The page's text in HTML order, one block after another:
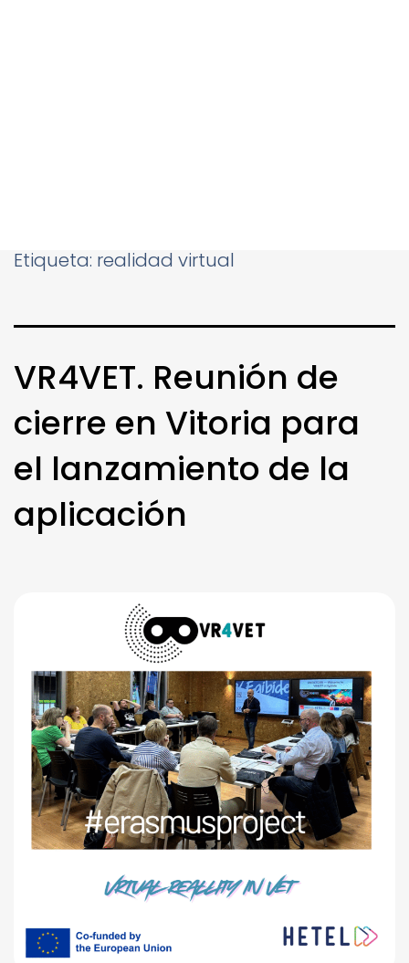
Etiqueta: realidad virtual
VR4VET. Reunión de
cierre en Vitoria para
el lanzamiento de la
aplicación